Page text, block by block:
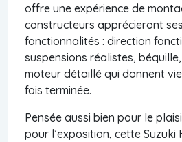
offre une expérience de
constructeurs apprécieront
fonctionnalités : direction
suspensions réalistes,
moteur détaillé qui donnent
fois terminée.
Pensée aussi bien pour le
pour l’exposition, cette